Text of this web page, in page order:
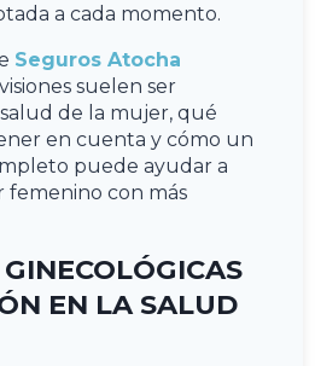
a cada momento.
Seguros Atocha
suelen ser
de la mujer, qué
en cuenta y cómo un
puede ayudar a
femenino con más
EN LA SALUD